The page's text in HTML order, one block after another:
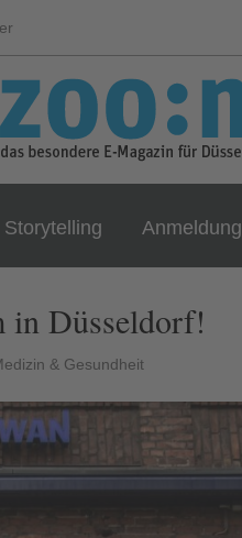
Storytelling Anmeldung
in Düsseldorf!
& Gesundheit